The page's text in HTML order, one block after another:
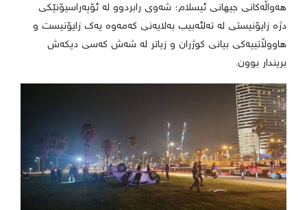
هەواڵەکانی جیهانی ئیسلام؛ شەوی رابردوو لە ئۆپەراسیۆنێکی
دژە زایۆنیستی لە تەلئەبیب بەلایەنی کەمەوە یەک زایۆنیست و
هاووڵاتییەکی بیانی کوژران و زیاتر لە شەش کەسی دیکەش
بریندار بوون.